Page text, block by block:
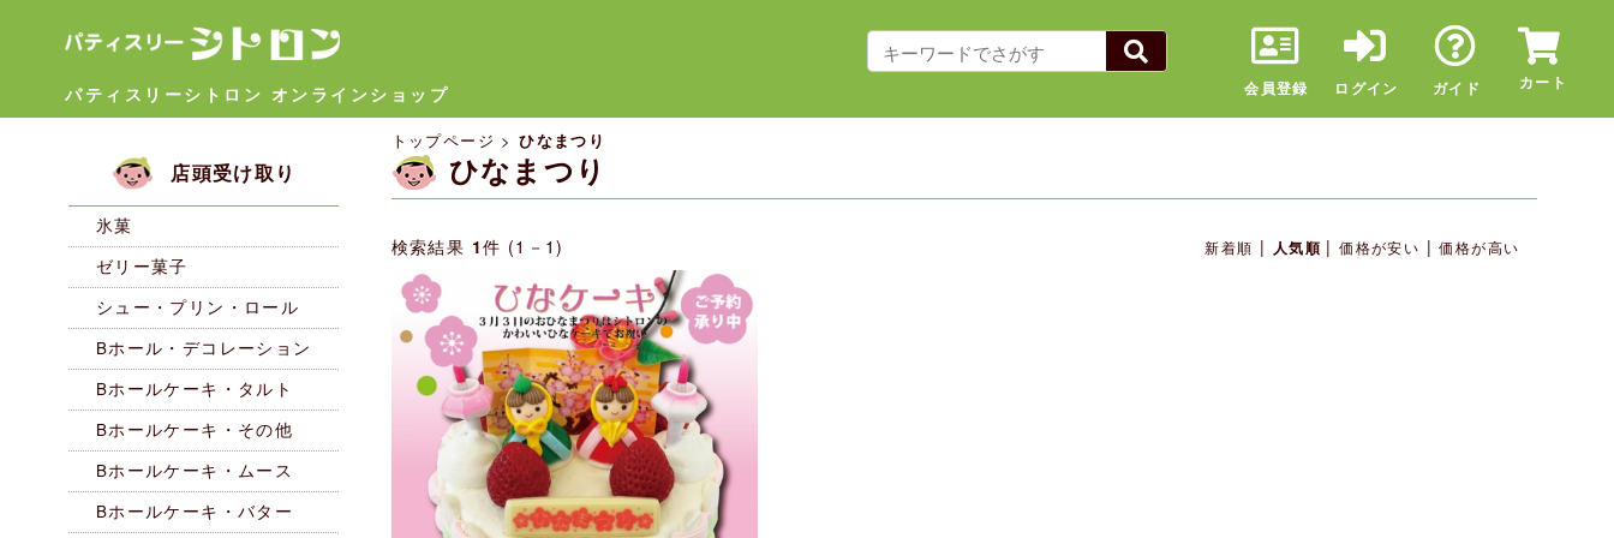
会員登録 ログイン ガイド カート
パティスリーシトロン オンラインショップ
店頭受け取り
氷菓
ゼリー菓子
シュー・プリン・ロール
Bホール・デコレーション
Bホールケーキ・タルト
Bホールケーキ・その他
Bホールケーキ・ムース
Bホールケーキ・バター
トップページ >ひなまつり
ひなまつり
検索結果 1件 (1－1) 新着順 | 人気順 |価格が安い |価格が高い